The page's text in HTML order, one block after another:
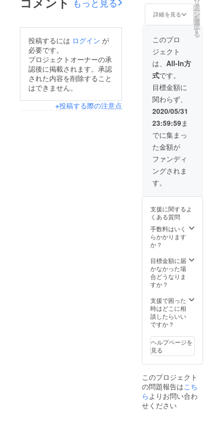
いただきたく存じま
しになれる際にご利用
いただけたら幸いで
す。ご質問等ございま
したら、お気軽にお店
までご連絡くださいま
3765梅雨に入り気候
ゆっくりお越しになれ
たらと存じます。ご質
問等ございましたら、
お気軽にお店までご連
絡くださいませ。宝
家:0438-22-3765時節
ご自愛ください。笑顔
日を迎え、不思議な気
がありました。完全休
業からの、テイクアウ
ト中心のランチタイム
の再開。不安な日々の
家を想っていただき目
投稿するには ログイン が
必要です。
プロジェクトオーナーの承
認後に掲載されます。承認
された内容を削除すること
はできません。
※投稿する際の注意点
2021年
6月まで
までの
ご予約
となり
ます。
※混雑す
ること
もござ
います
ので、
お席の
ご予約
をおス
スメし
ており
ます。
※食事券
の有効
期限は
2020年
6月～
2021年
6月まで
ご飲食
代は別
途追加
料金に
てお求
めいた
だけま
す。 ※
他食事
券や
クーポ
ン等、
同時ご
使用不
可 ※
コース
のご利
用は仕
入れの
関係で
二日前
までの
ます。
ること
もござ
います
ので、
お席の
をおス
スメし
ており
ます。
の有効
期限は
2020年
6月～
6月まで
となり
ます。
お店で
のご飲
食代と
してご
利用い
ただけ
ます。
※食事券
でお支
払いに
なる場
合はお
釣りが
発生致
しませ
ん。 ※
所持し
て頂い
ている
食事券
以上の
ご飲食
料金に
めいた
だけま
す。 ※
他食事
券や
ン等、
同時ご
使用不
可 ※
のご利
用は仕
入れの
関係で
までの
ご予約
となり
ます。
ること
もござ
います
ので、
お席の
詳細を見る
リ
タ
ー
ン
を
選
択
す
る
このプロ
ジェクト
は、 All-In方
式です。
目標金額に
関わらず、
2020/05/31
23:59:59ま
でに集まっ
た金額が
ファンディ
ングされま
す。
支援に関するよ
くある質問
手数料はいく
らかかります
か？
目標金額に届
かなかった場
合どうなりま
すか？
支援で困った
時はどこに相
談したらいい
ですか？
ヘルプページを
見る
このプロジェクト
の問題報告はこち
ら よりお問い合わ
せください